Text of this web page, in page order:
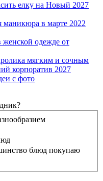
елку на Новый 2027
маникюра в марте 2022
женской одежде от
мягким и сочным
корпоратив 2027
с фото
блюд покупаю